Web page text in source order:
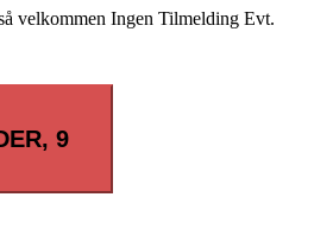
velkommen Ingen Tilmelding Evt.
9